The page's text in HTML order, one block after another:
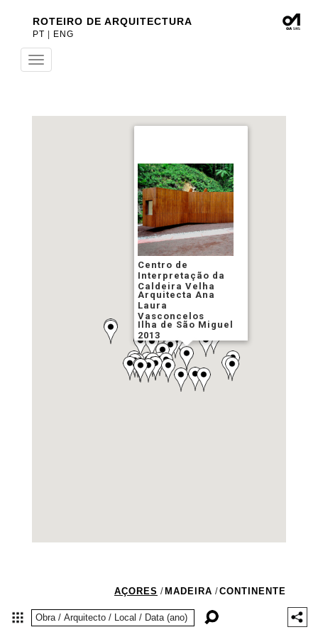
ROTEIRO DE ARQUITECTURA
PT ENG
Toggle
navigation
Centro de
Interpretação da
Caldeira Velha
Arquitecta Ana
Laura
Vasconcelos
Ilha de São Miguel
2013
CONTINENTE
MADEIRA
/
AÇORES /